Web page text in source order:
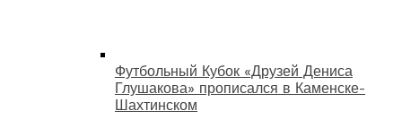
Футбольный Кубок «Друзей Дениса
Глушакова» прописался в Каменске-
Шахтинском